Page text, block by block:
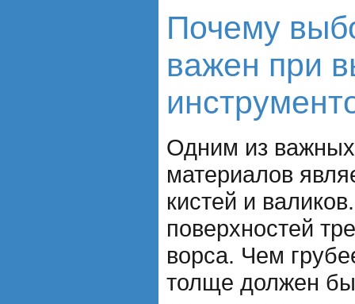
Почему
важен при
Одним из
материалов
кистей и
поверхностей
ворса. Чем
толще должен